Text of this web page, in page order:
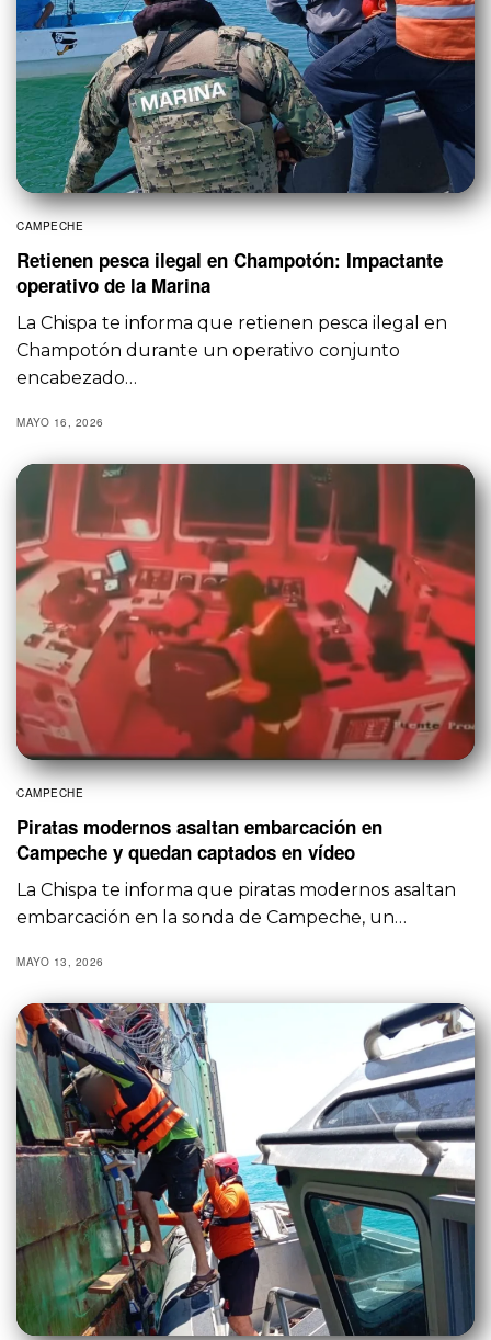
CAMPECHE
Retienen pesca ilegal en Champotón: Impactante
operativo de la Marina
La Chispa te informa que retienen pesca ilegal en
Champotón durante un operativo conjunto
encabezado…
MAYO 16, 2026
CAMPECHE
Piratas modernos asaltan embarcación en
Campeche y quedan captados en vídeo
La Chispa te informa que piratas modernos asaltan
embarcación en la sonda de Campeche, un…
MAYO 13, 2026